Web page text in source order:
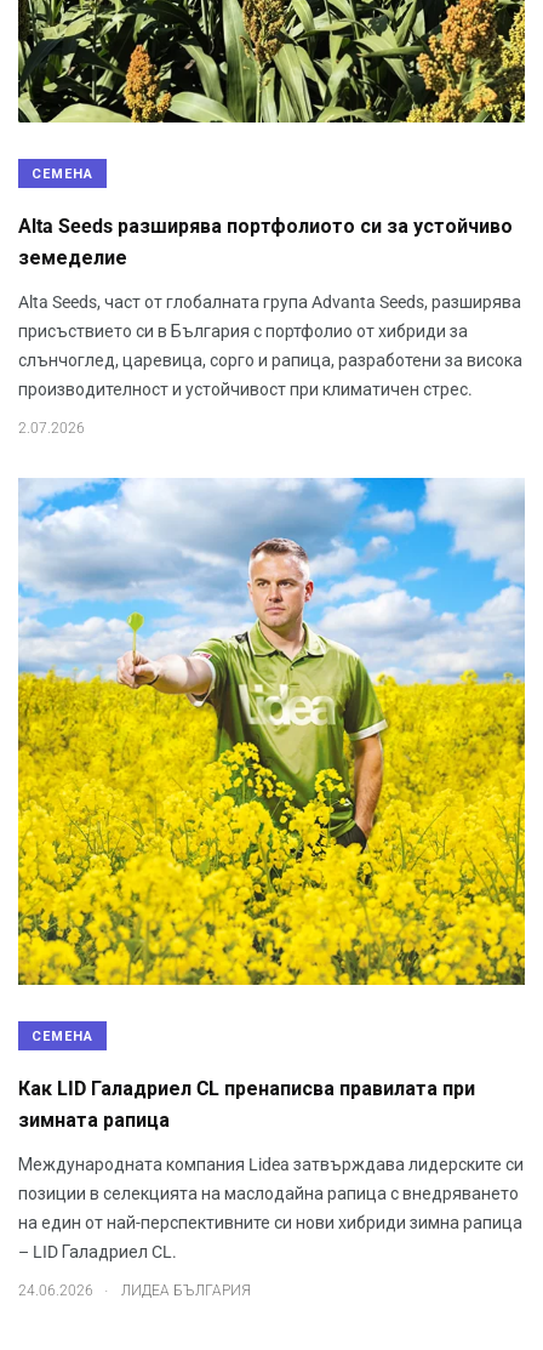
СЕМЕНА
Alta Seeds разширява портфолиото си за устойчиво
земеделие
Alta Seeds, част от глобалната група Advanta Seeds, разширява
присъствието си в България с портфолио от хибриди за
слънчоглед, царевица, сорго и рапица, разработени за висока
производителност и устойчивост при климатичен стрес.
2.07.2026
СЕМЕНА
Как LID Галадриел CL пренаписва правилата при
зимната рапица
Международната компания Lidea затвърждава лидерските си
позиции в селекцията на маслодайна рапица с внедряването
на един от най-перспективните си нови хибриди зимна рапица
– LID Галадриел CL.
24.06.2026 . ЛИДЕА БЪЛГАРИЯ